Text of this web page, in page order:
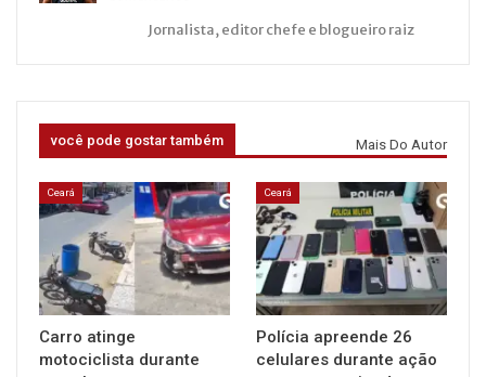
Jornalista, editor chefe e blogueiro raiz
você pode gostar também Mais Do Autor
Ceará
Carro atinge
motociclista durante
Ceará
Polícia apreende 26
celulares durante ação